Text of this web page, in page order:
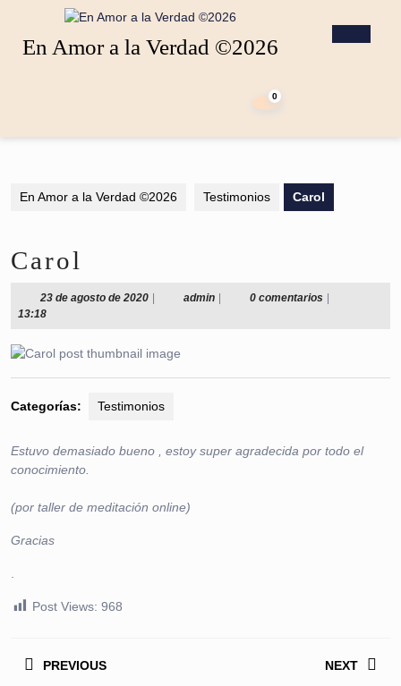
contenidoEn Amor a la Verdad ©2026
de
0
En Amor a la Verdad ©2026 Testimonios Carol
Carol
23 de agosto de 202023
2020
| adminadmin
| 0 comentarios |
13:18
Categorías: Testimonios
Estuvo demasiado bueno , estoy super agradecida por todo el
conocimiento.
(por taller de meditación online)
Gracias
Post Views: 968
de
PREVIOUS NEXT